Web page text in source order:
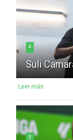
4
Suli
Leer más
5